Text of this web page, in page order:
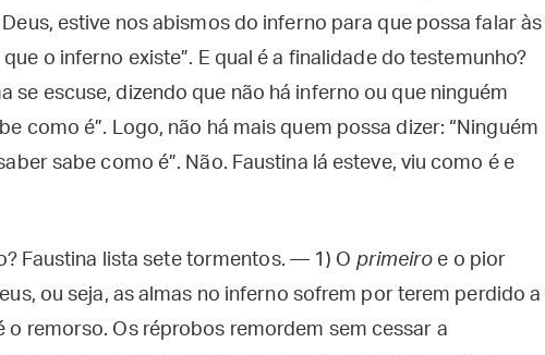
estive nos abismos do inferno para que possa falar às
o inferno existe”. E qual é a finalidade do testemunho?
se escuse, dizendo que não há inferno ou que ninguém
como é”. Logo, não há mais quem possa dizer: “Ninguém
sabe como é”. Não. Faustina lá esteve, viu como é e
Faustina lista sete tormentos. — 1) O primeiro e o pior
ou seja, as almas no inferno sofrem por terem perdido a
o remorso. Os réprobos remordem sem cessar a